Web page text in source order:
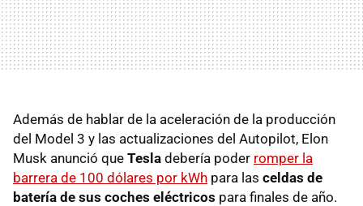
Además de hablar de la aceleración de la producción
del Model 3 y las actualizaciones del Autopilot, Elon
Musk anunció que Tesla debería poder romper la
barrera de 100 dólares por kWh para las celdas de
batería de sus coches eléctricos para finales de año.